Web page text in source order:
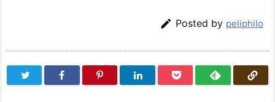
 Posted by peliphilo